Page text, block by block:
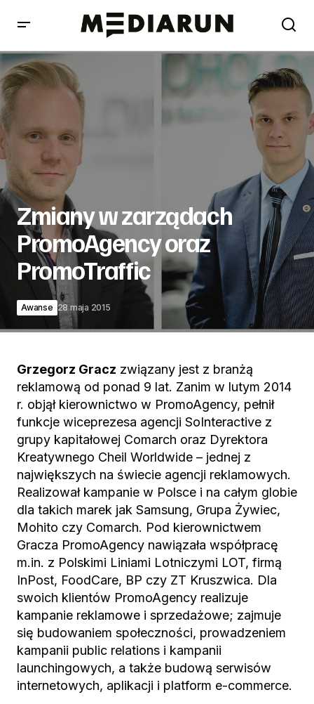
Zmiany w zarządach PromoAgency oraz PromoTraffic
Zmiany w zarządach
PromoAgency oraz
PromoTraffic
Awanse 28 maja 2015
Grzegorz Gracz związany jest z branżą
reklamową od ponad 9 lat. Zanim w lutym 2014
r. objął kierownictwo w PromoAgency, pełnił
funkcje wiceprezesa agencji SoInteractive z
grupy kapitałowej Comarch oraz Dyrektora
Kreatywnego Cheil Worldwide – jednej z
największych na świecie agencji reklamowych.
Realizował kampanie w Polsce i na całym globie
dla takich marek jak Samsung, Grupa Żywiec,
Mohito czy Comarch. Pod kierownictwem
Gracza PromoAgency nawiązała współpracę
m.in. z Polskimi Liniami Lotniczymi LOT, firmą
InPost, FoodCare, BP czy ZT Kruszwica. Dla
swoich klientów PromoAgency realizuje
kampanie reklamowe i sprzedażowe; zajmuje
się budowaniem społeczności, prowadzeniem
kampanii public relations i kampanii
launchingowych, a także budową serwisów
internetowych, aplikacji i platform e-commerce.